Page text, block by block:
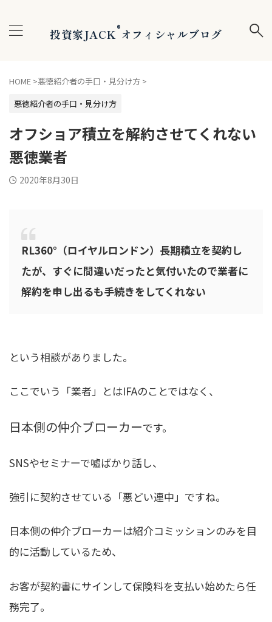
投資家JACK®オフィシャルブログ
HOME >悪徳紹介者の手口・見分け方 >
悪徳紹介者の手口・見分け方
オフショア積立を解約させてくれない
悪徳業者
2020年8月30日
RL360°（ロイヤルロンドン）長期積立を契約し
たが、すぐに間違いだったと気付いたので業者に
解約を申し出るも手続きをしてくれない
という相談がありました。
ここでいう「業者」とはIFAのことではなく、
日本側の仲介ブローカーです。
SNSやセミナーで嘘ばかり話し、
強引に契約させている「悪どい連中」ですね。
日本側の仲介ブローカーは紹介コミッションのみを目
的に活動しているため、
お客が契約書にサインして保険料を支払い始めたら任
務完了。